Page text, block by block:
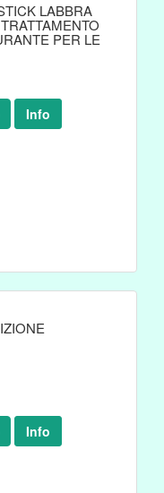
LABBRA
PER LE
Info
Info